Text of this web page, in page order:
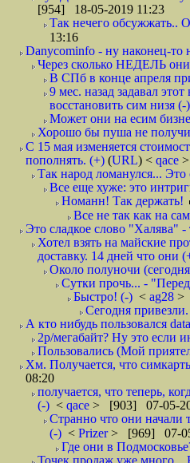
[954] 18-05-2019 11:23
Так нечего обсужжать..
13:16
Danycominfo - ну наконец-
Через сколько НЕДЕЛЬ они
В СПб в конце апреля
9 мес. назад задавал
восстановить сим низя (-)
Может они на есим
Хорошо бы пуша не
С 15 мая изменяется
пополнять. (+) (URL) < qace
Так народ ломанулся... Это
Все еще хуже: это
Номанн! Так держать!
Все не так как на
Это сладкое слово
Хотел взять на майские
доставку. 14 дней что они
Около полуночи
Сутки прочь... -
Быстро! (-) < ag28 >
Сегодня
А кто нибудь пользовался
2р/мегабайт? Ну это если
Пользовались (Мой
Хм. Получается, что
08:20
получается, что теперь,
(-) < qace > [903] 07-05-
Странно что они
(-) < Prizer> [969] 07-
Где они в
Точек продаж уже много...